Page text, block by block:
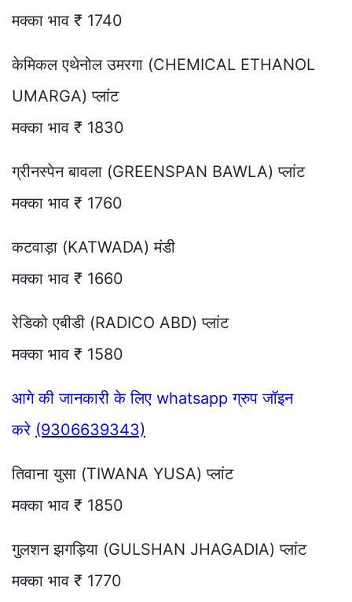
मक्का भाव ₹ 1740
केमिकल एथेनोल उमरगा (CHEMICAL ETHANOL
UMARGA) प्लांट
मक्का भाव ₹ 1830
ग्रीनस्पेन बावला (GREENSPAN BAWLA) प्लांट
मक्का भाव ₹ 1760
कटवाड़ा (KATWADA) मंडी
मक्का भाव ₹ 1660
रेडिको एबीडी (RADICO ABD) प्लांट
मक्का भाव ₹ 1580
आगे की जानकारी के लिए whatsapp ग्रुप जॉइन
करे (9306639343)
तिवाना युसा (TIWANA YUSA) प्लांट
मक्का भाव ₹ 1850
गुलशन झगड़िया (GULSHAN JHAGADIA) प्लांट
मक्का भाव ₹ 1770